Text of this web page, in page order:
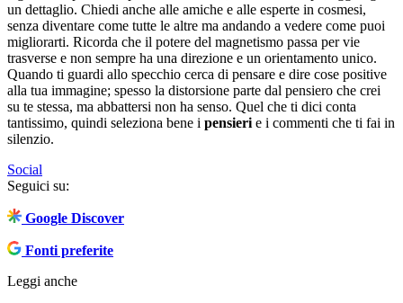
un dettaglio. Chiedi anche alle amiche e alle esperte in cosmesi,
senza diventare come tutte le altre ma andando a vedere come puoi
migliorarti. Ricorda che il potere del magnetismo passa per vie
trasverse e non sempre ha una direzione e un orientamento unico.
Quando ti guardi allo specchio cerca di pensare e dire cose positive
alla tua immagine; spesso la distorsione parte dal pensiero che crei
su te stessa, ma abbattersi non ha senso. Quel che ti dici conta
tantissimo, quindi seleziona bene i pensieri e i commenti che ti fai in
silenzio.
Social
Seguici su:
Google Discover
Fonti preferite
Leggi anche